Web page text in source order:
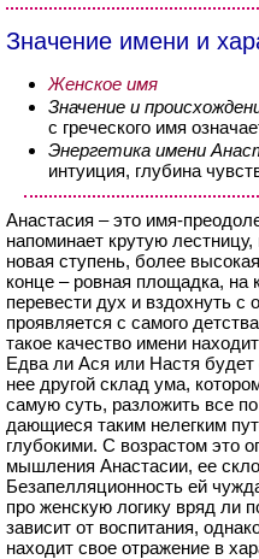
Значение имени и
Женское имя
Значение и
с греческого имя
Энергетика имени
интуиция, глубина
Анастасия – это имя-
напоминает крутую
новая ступень, более
конце – ровная площадка, на
перевести дух и вздохнуть с
проявляется с самого
такое качество имени
Едва ли Ася или Настя будет
нее другой склад ума,
самую суть, разложить все
дающиеся таким нелегким
глубокими. С возрастом это
мышления Анастасии, ее
Безапелляционность ей
про женскую логику вряд ли
зависит от воспитания,
находит свое отражение в